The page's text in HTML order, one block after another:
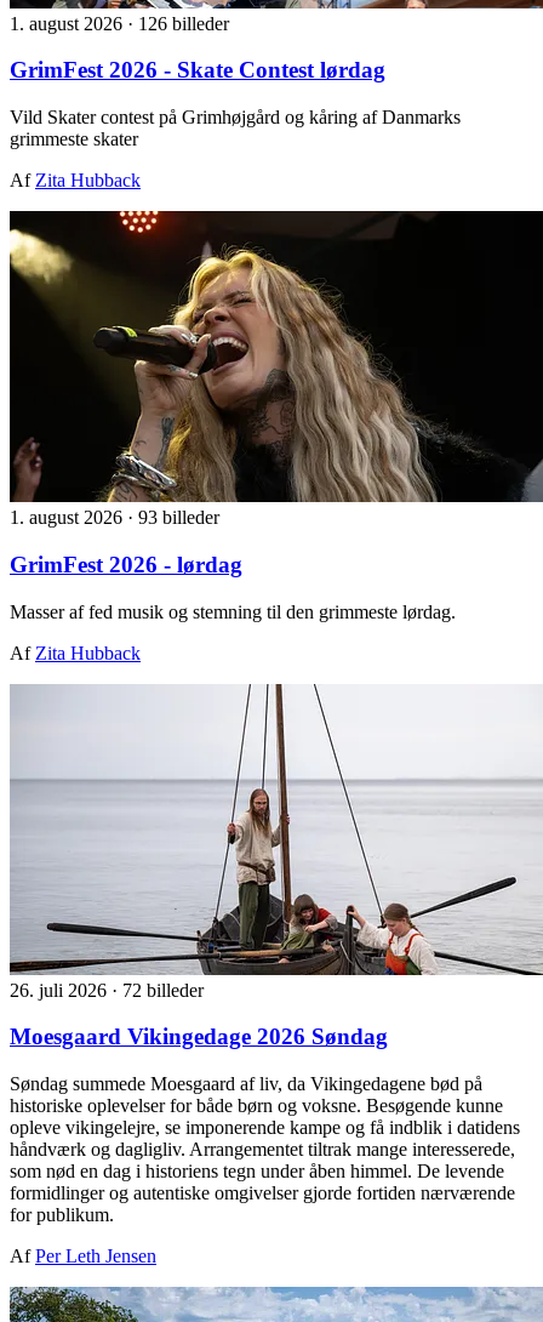
1. august 2026 · 126 billeder
GrimFest 2026 - Skate Contest lørdag
Vild Skater contest på Grimhøjgård og kåring af Danmarks
grimmeste skater
Af Zita Hubback
1. august 2026 · 93 billeder
GrimFest 2026 - lørdag
Masser af fed musik og stemning til den grimmeste lørdag.
Af Zita Hubback
26. juli 2026 · 72 billeder
Moesgaard Vikingedage 2026 Søndag
Søndag summede Moesgaard af liv, da Vikingedagene bød på
historiske oplevelser for både børn og voksne. Besøgende kunne
opleve vikingelejre, se imponerende kampe og få indblik i datidens
håndværk og dagligliv. Arrangementet tiltrak mange interesserede,
som nød en dag i historiens tegn under åben himmel. De levende
formidlinger og autentiske omgivelser gjorde fortiden nærværende
for publikum.
AfPer Leth Jensen